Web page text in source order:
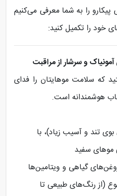
را به شما معرفی می‌کنیم
خود را تکمیل کنید:
که سلامت موهایتان را فدای
هوشمندانه است.
تند و آسیب زیاد)، با
سفید
گیاهی و ویتامین‌ها
(از رنگ‌های طبیعی تا